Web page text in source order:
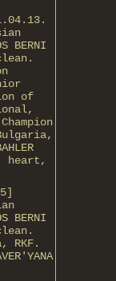
BERNI
of
heart,
BERNI
RKF.